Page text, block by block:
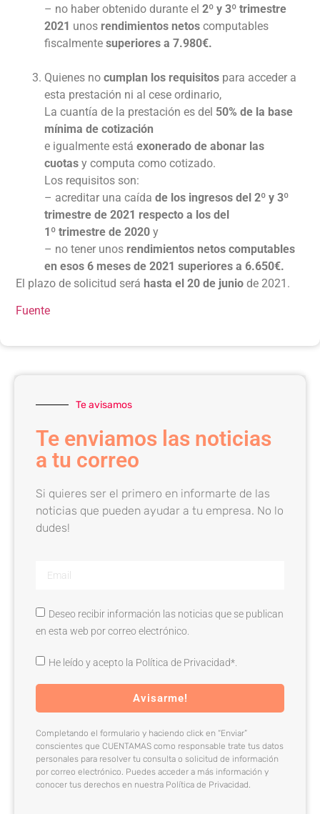
– no haber obtenido durante el 2º y 3º trimestre
2021 unos rendimientos netos computables
fiscalmentesuperiores a 7.980€.
Quienes nocumplan los requisitos para acceder a
esta prestación ni al cese ordinario,
La cuantía de la prestación es del 50% de la base
mínima de cotización
e igualmente estáexonerado de abonar las
cuotas y computa como cotizado.
Los requisitos son:
– acreditar una caídade los ingresos del 2º y 3º
trimestre de 2021 respecto a los del
1º trimestre de 2020 y
– no tener unos rendimientos netos computables
en esos 6 meses de 2021 superiores a 6.650€.
El plazo de solicitud será hasta el 20 de junio de 2021.
Fuente
Te avisamos
Te enviamos las noticias
a tu correo
Si quieres ser el primero en informarte de las
noticias que pueden ayudar a tu empresa. No lo
dudes!
Deseo recibir información las noticias que se publican
en esta web por correo electrónico.
He leído y acepto la Política de Privacidad*.
Avisarme!
Completando el formulario y haciendo click en “Enviar”
conscientes que CUENTAMAS como responsable trate tus datos
personales para resolver tu consulta o solicitud de información
por correo electrónico. Puedes acceder a más información y
conocer tus derechos en nuestra Política de Privacidad.